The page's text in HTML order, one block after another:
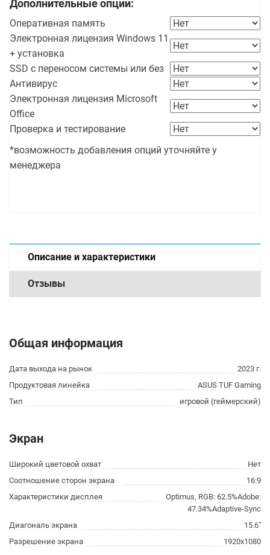
Дополнительные опции:
Оперативная память
Электронная лицензия Windows 11
+ установка
SSD с переносом системы или без
Антивирус
Электронная лицензия Microsoft
Office
Проверка и тестирование
*возможность добавления опций уточняйте у
менеджера
Описание и характеристики
Отзывы
Общая информация
Дата выхода на рынок
2023 г.
Продуктовая линейка
ASUS TUF Gaming
Тип
игровой (геймерский)
Экран
Широкий цветовой охват
Нет
Соотношение сторон экрана
16:9
Характеристики дисплея
Optimus, RGB: 62.5%Adobe:
47.34%Adaptive-Sync
Диагональ экрана
15.6"
Разрешение экрана
1920x1080